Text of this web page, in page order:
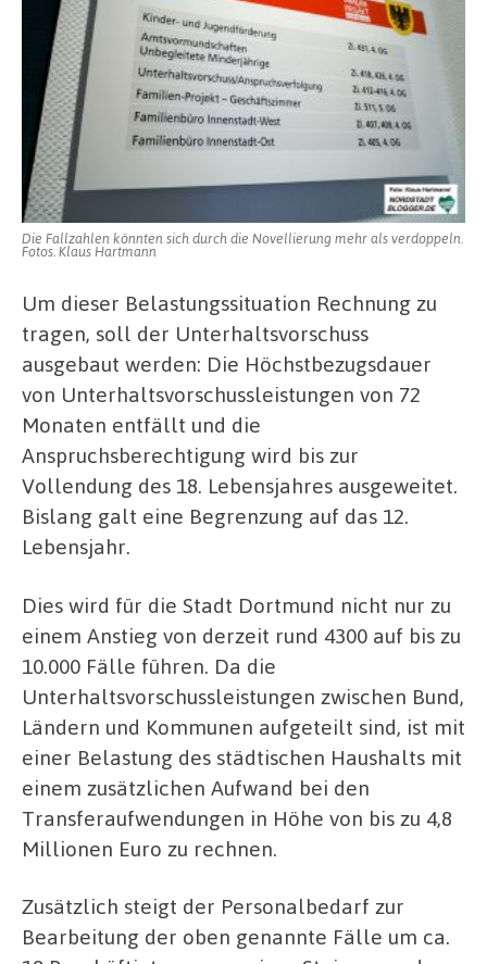
Die Fallzahlen könnten sich durch die Novellierung mehr als verdoppeln.
Fotos. Klaus Hartmann
Um dieser Belastungssituation Rechnung zu
tragen, soll der Unterhaltsvorschuss
ausgebaut werden: Die Höchstbezugsdauer
von Unterhaltsvorschussleistungen von 72
Monaten entfällt und die
Anspruchsberechtigung wird bis zur
Vollendung des 18. Lebensjahres ausgeweitet.
Bislang galt eine Begrenzung auf das 12.
Lebensjahr.
Dies wird für die Stadt Dortmund nicht nur zu
einem Anstieg von derzeit rund 4300 auf bis zu
10.000 Fälle führen. Da die
Unterhaltsvorschussleistungen zwischen Bund,
Ländern und Kommunen aufgeteilt sind, ist mit
einer Belastung des städtischen Haushalts mit
einem zusätzlichen Aufwand bei den
Transferaufwendungen in Höhe von bis zu 4,8
Millionen Euro zu rechnen.
Zusätzlich steigt der Personalbedarf zur
Bearbeitung der oben genannte Fälle um ca.